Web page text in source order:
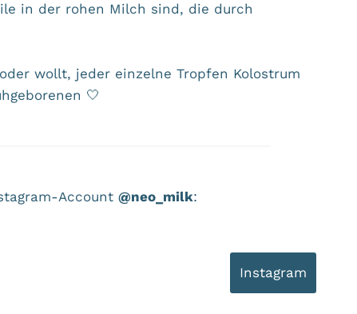
in der rohen Milch sind, die durch
wollt, jeder einzelne Tropfen Kolostrum
🤍
Account@neo_milk:
Instagram